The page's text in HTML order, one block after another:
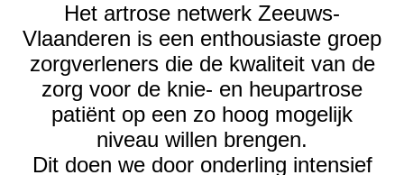
Het artrose netwerk Zeeuws-
Vlaanderen is een enthousiaste groep
zorgverleners die de kwaliteit van de
zorg voor de knie- en heupartrose
patiënt op een zo hoog mogelijk
niveau willen brengen.
Dit doen we door onderling intensief